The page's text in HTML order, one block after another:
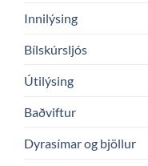
Innilýsing
Bílskúrsljós
Útilýsing
Baðviftur
Dyrasímar og bjöllur